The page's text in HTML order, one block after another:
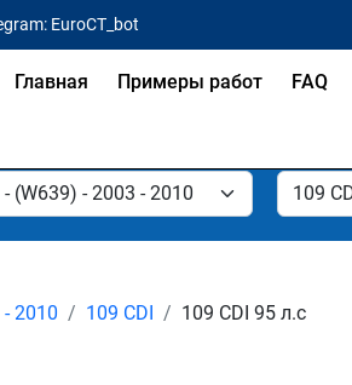
EuroCT_bot
Главная Примеры работ FAQ
2010 109 CDI 109 CDI 95 л.с